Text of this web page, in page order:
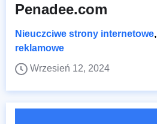
Penadee.com
Nieuczciwe strony internetowe,
reklamowe
Wrzesień 12, 2024